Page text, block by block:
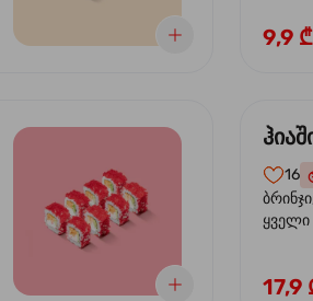
9,9 ₾
16
ყველი
17,9